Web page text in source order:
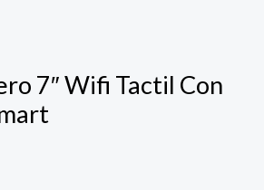
7″ Wifi Tactil Con